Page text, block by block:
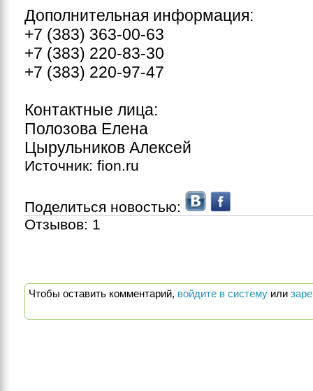
Дополнительная информация:
+7 (383) 363-00-63
+7 (383) 220-83-30
+7 (383) 220-97-47
Контактные лица:
Полозова Елена
Цырульников Алексей
Источник: fion.ru
Поделиться новостью:
Отзывов: 1
Чтобы оставить комментарий, войдите в систему или